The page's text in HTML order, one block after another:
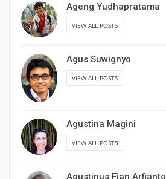
Ageng Yudhapratama
VIEW ALL POSTS
Agus Suwignyo
VIEW ALL POSTS
Agustina Magini
VIEW ALL POSTS
Agustinus Fian Arfianto